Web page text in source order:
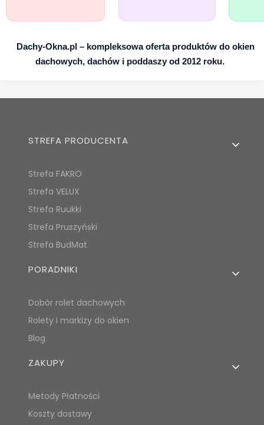
Dachy‑Okna.pl – kompleksowa oferta produktów do okien
dachowych, dachów i poddaszy od 2012 roku.
Linki w stopce
STREFA PRODUCENTA
Strefa FAKRO
Strefa VELUX
Strefa Ruukki
Strefa Pruszyński
Strefa BudMat
PORADNIKI
Dobór rolet dachowych
Rolety i markizy do okien
Blog
ZAKUPY
Metody Płatności
Koszty dostawy